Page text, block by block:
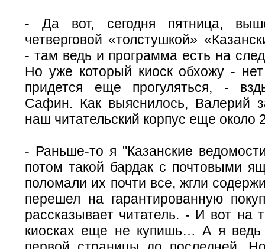
- Да вот, сегодня пятница,
четверговой «толстушкой»
- там ведь и программа есть на
Но уже который киоск обхожу -
придется еще прогуляться, -
Сафин. Как выяснилось, Валерий
наш читательский корпус еще около
- Раньше-то я "Казанские
потом такой бардак с почтовыми
поломали их почти все, жгли
перешел на гарантированную
рассказывает читатель. - И вот на
киосках еще не купишь… А я ведь